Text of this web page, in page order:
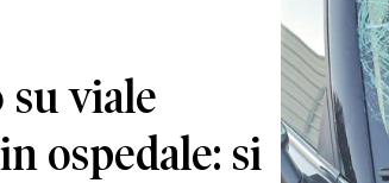
viale
ospedale: si